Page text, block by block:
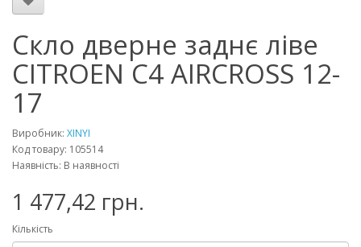
Скло дверне заднє ліве
CITROEN C4 AIRCROSS 12-
17
Виробник: XINYI
Код товару: 105514
Наявність: В наявності
1 477,42 грн.
Кількість